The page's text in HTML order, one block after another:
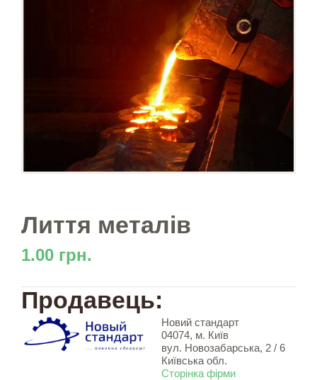
Лиття металів
1.00 грн.
Продавець:
Новий стандарт
04074, м. Київ
вул. Новозабарська, 2 / 6
Київська обл.
Сторінка фірми